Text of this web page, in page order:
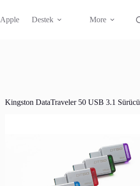
Apple Destek More
Kingston DataTraveler 50 USB 3.1 Sürücü